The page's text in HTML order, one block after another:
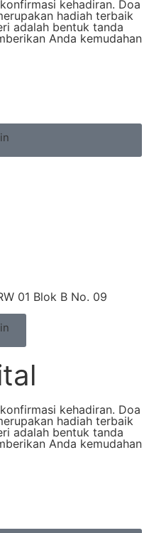
kehadiran. Doa
hadiah terbaik
adalah bentuk tanda
Anda kemudahan
01 Blok B No. 09
kehadiran. Doa
hadiah terbaik
adalah bentuk tanda
Anda kemudahan